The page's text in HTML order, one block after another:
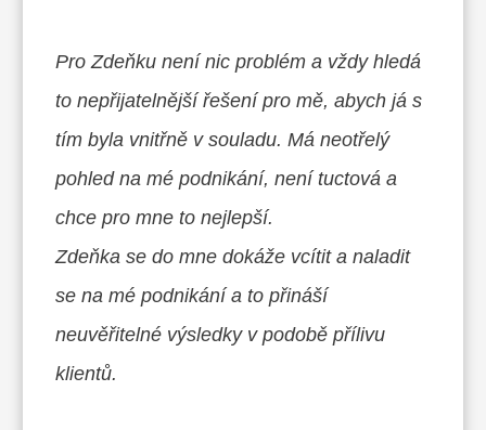
Pro Zdeňku není nic problém a vždy hledá
to nepřijatelnější řešení pro mě, abych já s
tím byla vnitřně v souladu. Má neotřelý
pohled na mé podnikání, není tuctová a
chce pro mne to nejlepší.
Zdeňka se do mne dokáže vcítit a naladit
se na mé podnikání a to přináší
neuvěřitelné výsledky v podobě přílivu
klientů.